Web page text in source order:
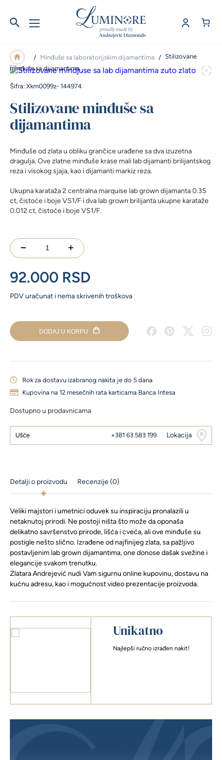
/ Minđuše sa laboratorijskim dijamantima / Stilizovane
minđuše sa dijamantima
Šifra: Xkm0099z- 144974
Stilizovane minđuše sa
dijamantima
Minđuše od zlata u obliku grančice urađene sa dva izuzetna
dragulja. Ove zlatne minđuše krase mali lab dijamanti brilijantskog
reza i visokog sjaja, kao i dijamanti markiz reza.
Ukupna karataža 2 centralna marquise lab grown dijamanta 0.35
ct, čistoće i boje VS1/F i dva lab grown brilijanta ukupne karataže
0.012 ct, čistoće i boje VS1/F.
Stilizovane
minđuše
sa
dijamantima
PDV uračunat i nema skrivenih troškova
DODAJ U KORPU
Rok za dostavu izabranog nakita je do 5 dana
Kupovina na 12 mesečnih rata karticama Banca Intesa
Dostupno u prodavnicama
Ušće +381 63 583 199 Lokacija
92.000 RSD
Detalji o proizvodu Recenzije (0)
Veliki majstori i umetnici oduvek su inspiraciju pronalazili u
netaknutoj prirodi. Ne postoji ništa što može da oponaša
delikatno savršenstvo prirode, lišća i cveća, ali ove minđuše su
postigle nešto slično. Izrađene od najfinijeg zlata, sa pažljivo
postavljenim lab grown dijamantima, one donose dašak svežine i
elegancije svakom trenutku.
Zlatara Andrejević nudi Vam sigurnu online kupovinu, dostavu na
kućnu adresu, kao i mogućnost video prezentacije proizvoda.
Unikatno
Najlepši ručno izrađen nakit!